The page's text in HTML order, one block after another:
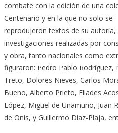
combate con la edición de una
Centenario y en la que no solo se
reprodujeron textos de su autoría,
investigaciones realizadas por
y obra, tanto nacionales como
figuraron: Pedro Pablo Rodríguez,
Treto, Dolores Nieves, Carlos
Bueno, Alberto Prieto, Eliades
López, Miguel de Unamuno, Juan
de Onis, y Guillermo Díaz-Plaja,